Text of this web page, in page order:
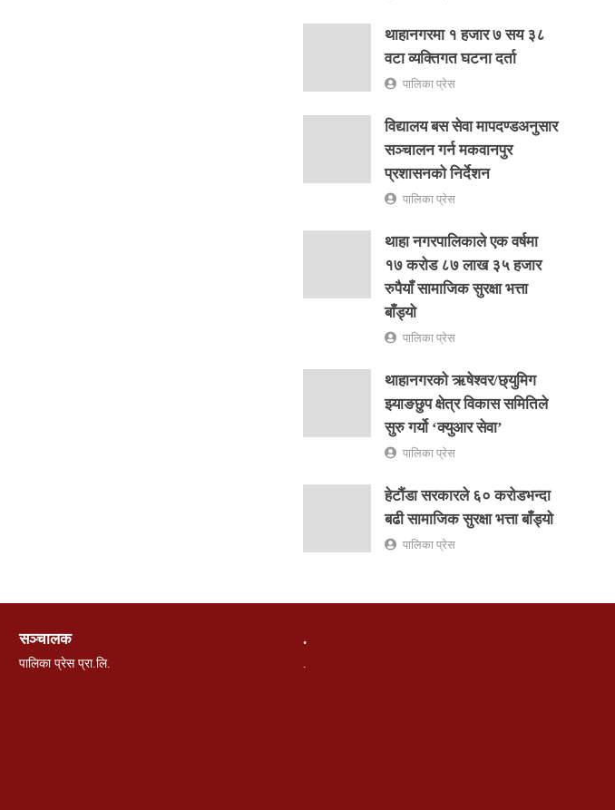
थाहानगरमा १ हजार ७ सय ३८
वटा व्यक्तिगत घटना दर्ता
पालिका प्रेस
विद्यालय बस सेवा मापदण्डअनुसार
सञ्चालन गर्न मकवानपुर
प्रशासनको निर्देशन
पालिका प्रेस
थाहा नगरपालिकाले एक वर्षमा
१७ करोड ८७ लाख ३५ हजार
रुपैयाँ सामाजिक सुरक्षा भत्ता
बाँड्यो
पालिका प्रेस
थाहानगरकाे ऋषेश्वर/छ्युमिग
झ्याङछुप क्षेत्र विकास समितिले
सुरु गर्यो ‘क्युआर सेवा’
पालिका प्रेस
हेटौंडा सरकारले ६० करोडभन्दा
बढी सामाजिक सुरक्षा भत्ता बाँड्यो
पालिका प्रेस
सञ्चालक
पालिका प्रेस प्रा.लि.
.
.